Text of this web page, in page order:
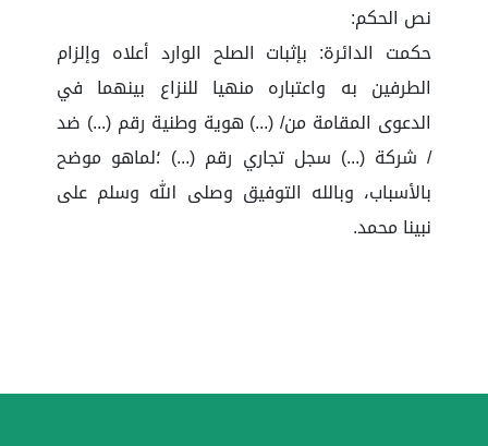
نص الحكم:
حكمت الدائرة: بإثبات الصلح الوارد أعلاه وإلزام
الطرفين به واعتباره منهيا للنزاع بينهما في
الدعوى المقامة من/ (...) هوية وطنية رقم (...) ضد
/ شركة (...) سجل تجاري رقم (...) ؛لماهو موضح
بالأسباب، وبالله التوفيق وصلى الله وسلم على
نبينا محمد.